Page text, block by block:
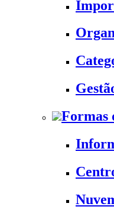
Formas